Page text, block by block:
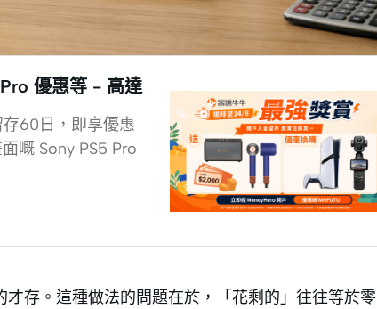
優惠等 - 高達
60日，即享優惠
嘅 Sony PS5 Pro
存。這種做法的問題在於，「花剩的」往往等於零